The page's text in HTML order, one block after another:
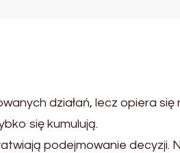
działań, lecz opiera się
się kumulują.
podejmowanie decyzji.